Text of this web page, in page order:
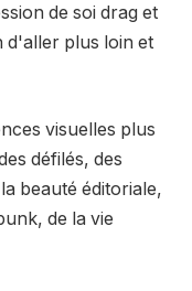
de soi drag et
d'aller plus loin et
visuelles plus
défilés, des
beauté éditoriale,
de la vie